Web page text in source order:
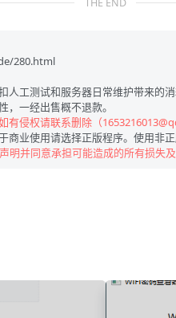
280.html
工测试和服务器日常维护带来的消
一经出售概不退款。
有侵权请联系删除（
业使用请选择正版程序。使用非正
并同意承担可能造成的所有损失及